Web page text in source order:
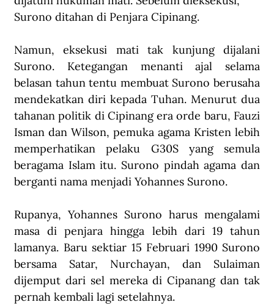
Surono ditahan di Penjara Cipinang.
Namun, eksekusi mati tak kunjung dijalani
Surono. Ketegangan menanti ajal selama
belasan tahun tentu membuat Surono berusaha
mendekatkan diri kepada Tuhan. Menurut dua
tahanan politik di Cipinang era orde baru, Fauzi
Isman dan Wilson, pemuka agama Kristen lebih
memperhatikan pelaku G30S yang semula
beragama Islam itu. Surono pindah agama dan
berganti nama menjadi Yohannes Surono.
Rupanya, Yohannes Surono harus mengalami
masa di penjara hingga lebih dari 19 tahun
lamanya. Baru sektiar 15 Februari 1990 Surono
bersama Satar, Nurchayan, dan Sulaiman
dijemput dari sel mereka di Cipanang dan tak
pernah kembali lagi setelahnya.